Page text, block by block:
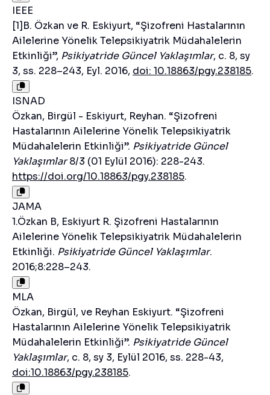
IEEE
[1]B. Özkan ve R. Eskiyurt, “Şizofreni Hastalarının
Ailelerine Yönelik Telepsikiyatrik Müdahalelerin
Etkinliği”, Psikiyatride Güncel Yaklaşımlar, c. 8, sy
3, ss. 228–243, Eyl. 2016, doi: 10.18863/pgy.238185.
ISNAD
Özkan, Birgül - Eskiyurt, Reyhan. “Şizofreni
Hastalarının Ailelerine Yönelik Telepsikiyatrik
Müdahalelerin Etkinliği”. Psikiyatride Güncel
Yaklaşımlar8/3 (01 Eylül 2016): 228-243.
https://doi.org/10.18863/pgy.238185.
JAMA
1.Özkan B, Eskiyurt R. Şizofreni Hastalarının
Ailelerine Yönelik Telepsikiyatrik Müdahalelerin
Etkinliği. Psikiyatride Güncel Yaklaşımlar.
2016;8:228–243.
MLA
Özkan, Birgül, ve Reyhan Eskiyurt. “Şizofreni
Hastalarının Ailelerine Yönelik Telepsikiyatrik
Müdahalelerin Etkinliği”. Psikiyatride Güncel
Yaklaşımlar, c. 8, sy 3, Eylül 2016, ss. 228-43,
doi:10.18863/pgy.238185.